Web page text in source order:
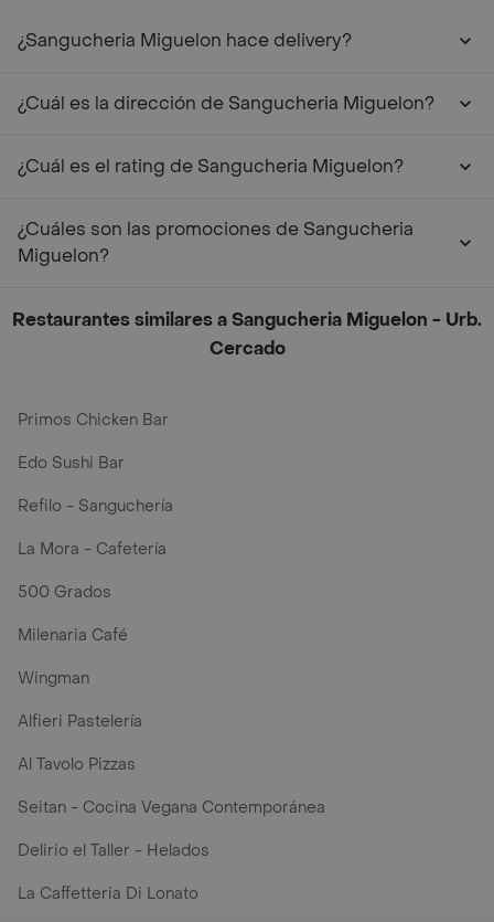
¿Sangucheria Miguelon hace delivery?
¿Cuál es la dirección de Sangucheria Miguelon?
¿Cuál es el rating de Sangucheria Miguelon?
¿Cuáles son las promociones de Sangucheria
Miguelon?
Restaurantes similares a Sangucheria Miguelon - Urb.
Cercado
Primos Chicken Bar
Edo Sushi Bar
Refilo - Sanguchería
La Mora - Cafetería
500 Grados
Milenaria Café
Wingman
Alfieri Pastelería
Al Tavolo Pizzas
Seitan - Cocina Vegana Contemporánea
Delirio el Taller - Helados
La Caffetteria Di Lonato